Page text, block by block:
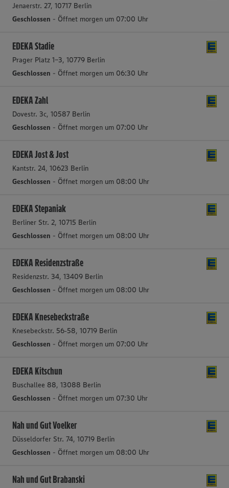
Jenaerstr. 27, 10717 Berlin
Geschlossen - Öffnet morgen um 07:00 Uhr
EDEKA Stadie
Prager Platz 1-3, 10779 Berlin
Geschlossen - Öffnet morgen um 06:30 Uhr
EDEKA Zahl
Dovestr. 3c, 10587 Berlin
Geschlossen - Öffnet morgen um 07:00 Uhr
EDEKA Jost & Jost
Kantstr. 24, 10623 Berlin
Geschlossen - Öffnet morgen um 08:00 Uhr
EDEKA Stepaniak
Berliner Str. 2, 10715 Berlin
Geschlossen - Öffnet morgen um 08:00 Uhr
EDEKA Residenzstraße
Residenzstr. 34, 13409 Berlin
Geschlossen - Öffnet morgen um 08:00 Uhr
EDEKA Knesebeckstraße
Knesebeckstr. 56‑58, 10719 Berlin
Geschlossen - Öffnet morgen um 07:00 Uhr
EDEKA Kitschun
Buschallee 88, 13088 Berlin
Geschlossen - Öffnet morgen um 07:30 Uhr
Nah und Gut Voelker
Düsseldorfer Str. 74, 10719 Berlin
Geschlossen - Öffnet morgen um 08:00 Uhr
Nah und Gut Brabanski